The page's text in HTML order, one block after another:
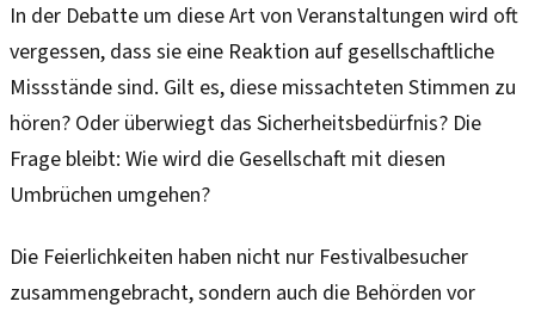
In der Debatte um diese Art von Veranstaltungen wird oft
vergessen, dass sie eine Reaktion auf gesellschaftliche
Missstände sind. Gilt es, diese missachteten Stimmen zu
hören? Oder überwiegt das Sicherheitsbedürfnis? Die
Frage bleibt: Wie wird die Gesellschaft mit diesen
Umbrüchen umgehen?
Die Feierlichkeiten haben nicht nur Festivalbesucher
zusammengebracht, sondern auch die Behörden vor